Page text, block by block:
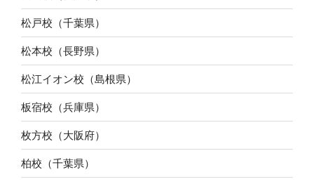
松戸校（千葉県）
松本校（長野県）
松江イオン校（島根県）
板宿校（兵庫県）
枚方校（大阪府）
柏校（千葉県）